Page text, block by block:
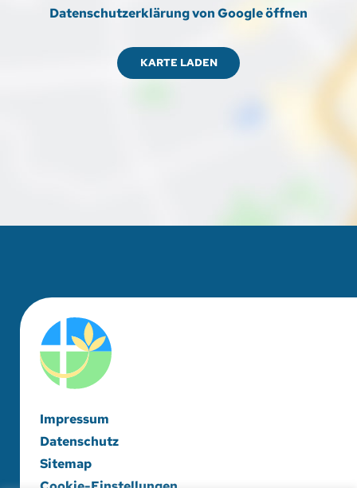
Datenschutzerklärung von Google öffnen
KARTE LADEN
Impressum
Datenschutz
Sitemap